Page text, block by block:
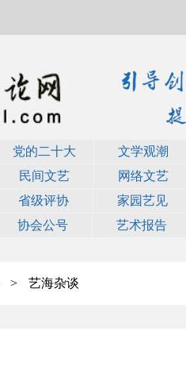
党的二十大 文学观潮
民间文艺 网络文艺
省级评协 家园艺见
协会公号 艺术报告
> 艺海杂谈